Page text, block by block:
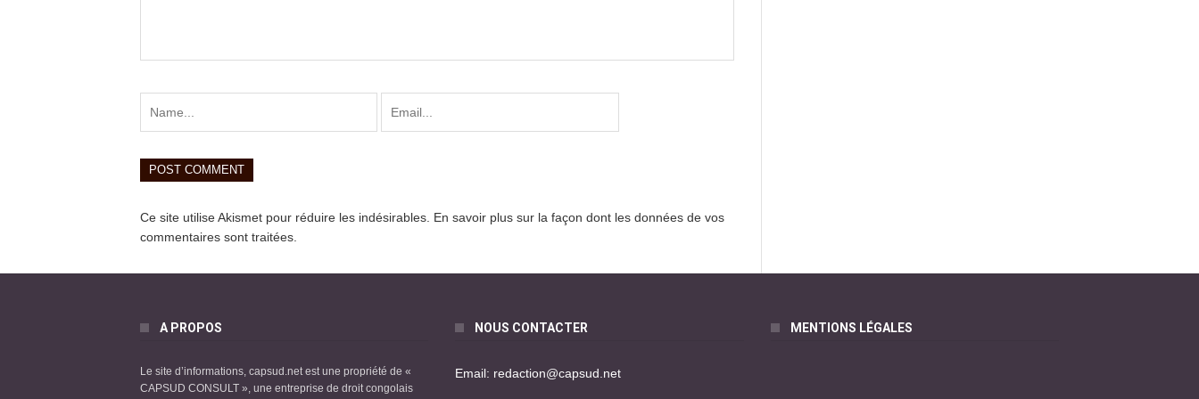
Ce site utilise Akismet pour réduire les indésirables. En savoir plus sur la façon dont les données de vos
commentaires sont traitées.
A PROPOS
Le site d’informations, capsud.net est une propriété de «
CAPSUD CONSULT », une entreprise de droit congolais
NOUS CONTACTER
Email: redaction@capsud.net
MENTIONS LÉGALES